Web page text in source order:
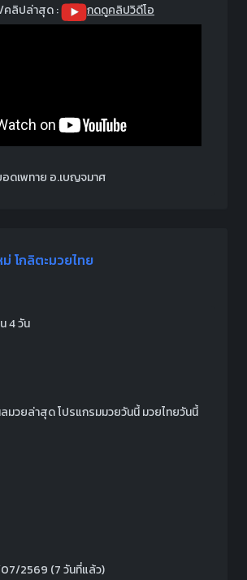
ลิปล่าสุด : กดดูคลิปวิดีโอ
ดเพทาย อ.เบญจมาศ
ม่ โกลิตะมวยไทย
4 วัน
07/2569 (7 วันที่แล้ว)